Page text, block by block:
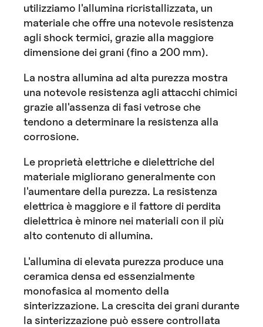
utilizziamo l'allumina ricristallizzata, un
materiale che offre una notevole resistenza
agli shock termici, grazie alla maggiore
dimensione dei grani (fino a 200 mm).
La nostra allumina ad alta purezza mostra
una notevole resistenza agli attacchi chimici
grazie all'assenza di fasi vetrose che
tendono a determinare la resistenza alla
corrosione.
Le proprietà elettriche e dielettriche del
materiale migliorano generalmente con
l'aumentare della purezza. La resistenza
elettrica è maggiore e il fattore di perdita
dielettrica è minore nei materiali con il più
alto contenuto di allumina.
L'allumina di elevata purezza produce una
ceramica densa ed essenzialmente
monofasica al momento della
sinterizzazione. La crescita dei grani durante
la sinterizzazione può essere controllata